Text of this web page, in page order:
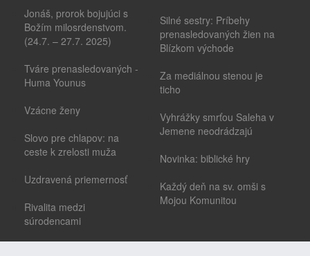
Jonáš, prorok bojujúci s
Božím milosrdenstvom.
(24.7. – 27.7. 2025)
Tváre prenasledovaných -
Huma Younus
Vzácne ženy
Slovo pre chlapov: na
ceste k zrelosti muža
Uzdravená priemernosť
Rivalita medzi
súrodencami
Silné sestry: Príbehy
prenasledovaných žien na
Blízkom východe
Za mediálnou stenou je
ticho
Vyhrážky smrťou Saleha v
Jemene neodrádzajú
Novinka: biblické hry
Každý deň na sv. omši s
Mojou Komunitou